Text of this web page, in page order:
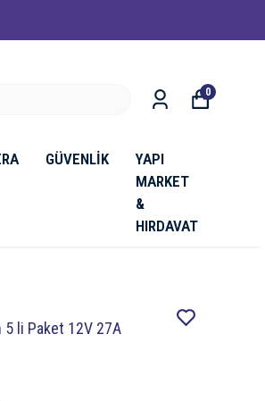
GÜVENLİK
YAPI
MARKET
&
HIRDAVAT
0
5 li Paket 12V 27A